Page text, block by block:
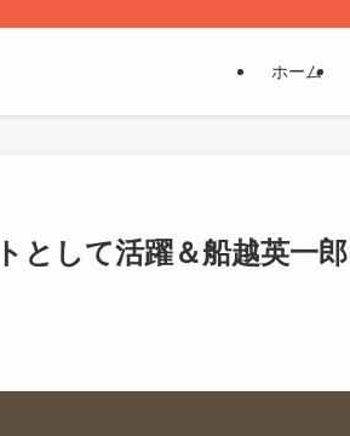
ホーム
として活躍＆船越英一郎